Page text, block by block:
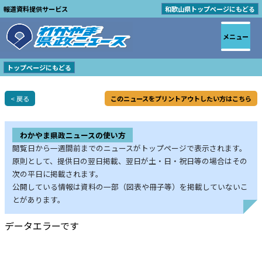
報道資料提供サービス 和歌山県トップページにもどる
トップページにもどる
< 戻る このニュースをプリントアウトしたい方はこちら
わかやま県政ニュースの使い方
閲覧日から一週間前までのニュースがトップページで表示されます。
原則として、提供日の翌日掲載、翌日が土・日・祝日等の場合はその
次の平日に掲載されます。
公開している情報は資料の一部（図表や冊子等）を掲載していないこ
とがあります。
データエラーです
メニュー